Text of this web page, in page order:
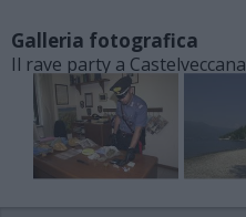
Galleria fotografica
Il rave party a Castelveccana